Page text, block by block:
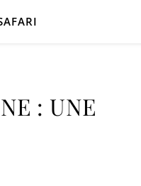
: UNE